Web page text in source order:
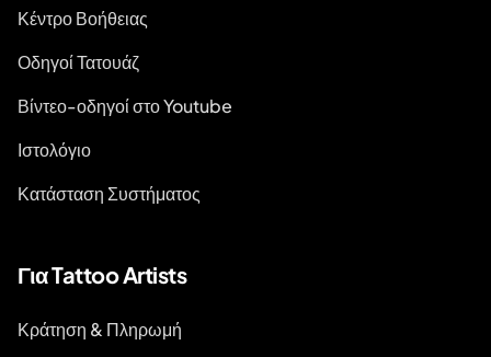
Κέντρο Βοήθειας
Οδηγοί Τατουάζ
Βίντεο-οδηγοί στο Youtube
Ιστολόγιο
Κατάσταση Συστήματος
Για Tattoo Artists
Κράτηση & Πληρωμή